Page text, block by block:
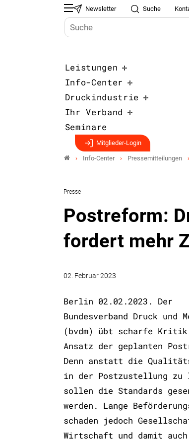
Newsletter Suche
Leistungen
Info-Center
Druckindustrie
Ihr Verband
Seminare
Mitglieder-Login
Info-Center Pressemitteilungen
Presse
Postreform:
fordert mehr
02. Februar 2023
Berlin 02.02.2023. Der
Bundesverband Druck und
(bvdm) übt scharfe Kritik
Ansatz der geplanten
Denn anstatt die
in der Postzustellung zu
sollen die Standards
werden. Lange
schaden jedoch
Wirtschaft und damit